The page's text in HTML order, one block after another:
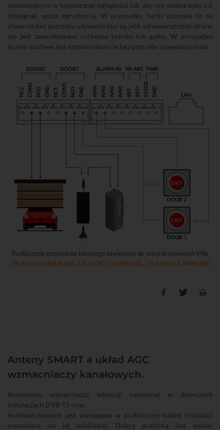
montowanych w bezpiecznej odległości tak, aby nie można było ich
dosięgnąć spoza ogrodzenia. W przypadku furtki pozwala to na
otwarcie bez potrzeby używania klucza, jeśli od wewnętrznej strony
nie jest zamontowana ruchoma klamka lub gałka. W przypadku
bramy możliwe jest szybkie otwarcie bez potrzeby używania pilota.
Podłączenie przycisków lokalnego otwierania do stacji bramowych Villa
DS-KV8113-WME1(B), DS-KV8213-WME1(B), DS-KV8413-WME1(B)
Anteny SMART a układ AGC
wzmacniaczy kanałowych.
Stosowanie wzmacniaczy telewizji naziemnej w zbiorczych
instalacjach DVB-T2 oraz
multswitchowych jest wymagane w praktycznie każdej instalacji
niezależnie od jej lokalizacji. Dobrą praktyką jest wybór